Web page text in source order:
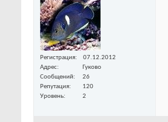
Регистрация
07.12.2012
Адрес
Гуково
Сообщений
26
Репутация
120
Уровень
2